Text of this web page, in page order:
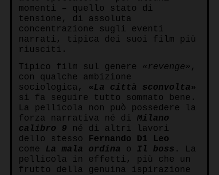
momenti – quello stato di
tensione, di assoluta
concentrazione sugli eventi
narrati, tipica dei suoi film più
riusciti.
Tipico film sul genere «revenge» ,
con qualche ambizione
sociologica, «La città sconvolta »
si fa seguire tutto sommato bene.
La pellicola non può possedere la
forza narrativa né di Milano
calibro 9
né di altri lavori
dello stesso Fernando Di Leo
come La mala ordina o Il boss . La
pellicola in effetti, più che un
frutto della genuina ispirazione